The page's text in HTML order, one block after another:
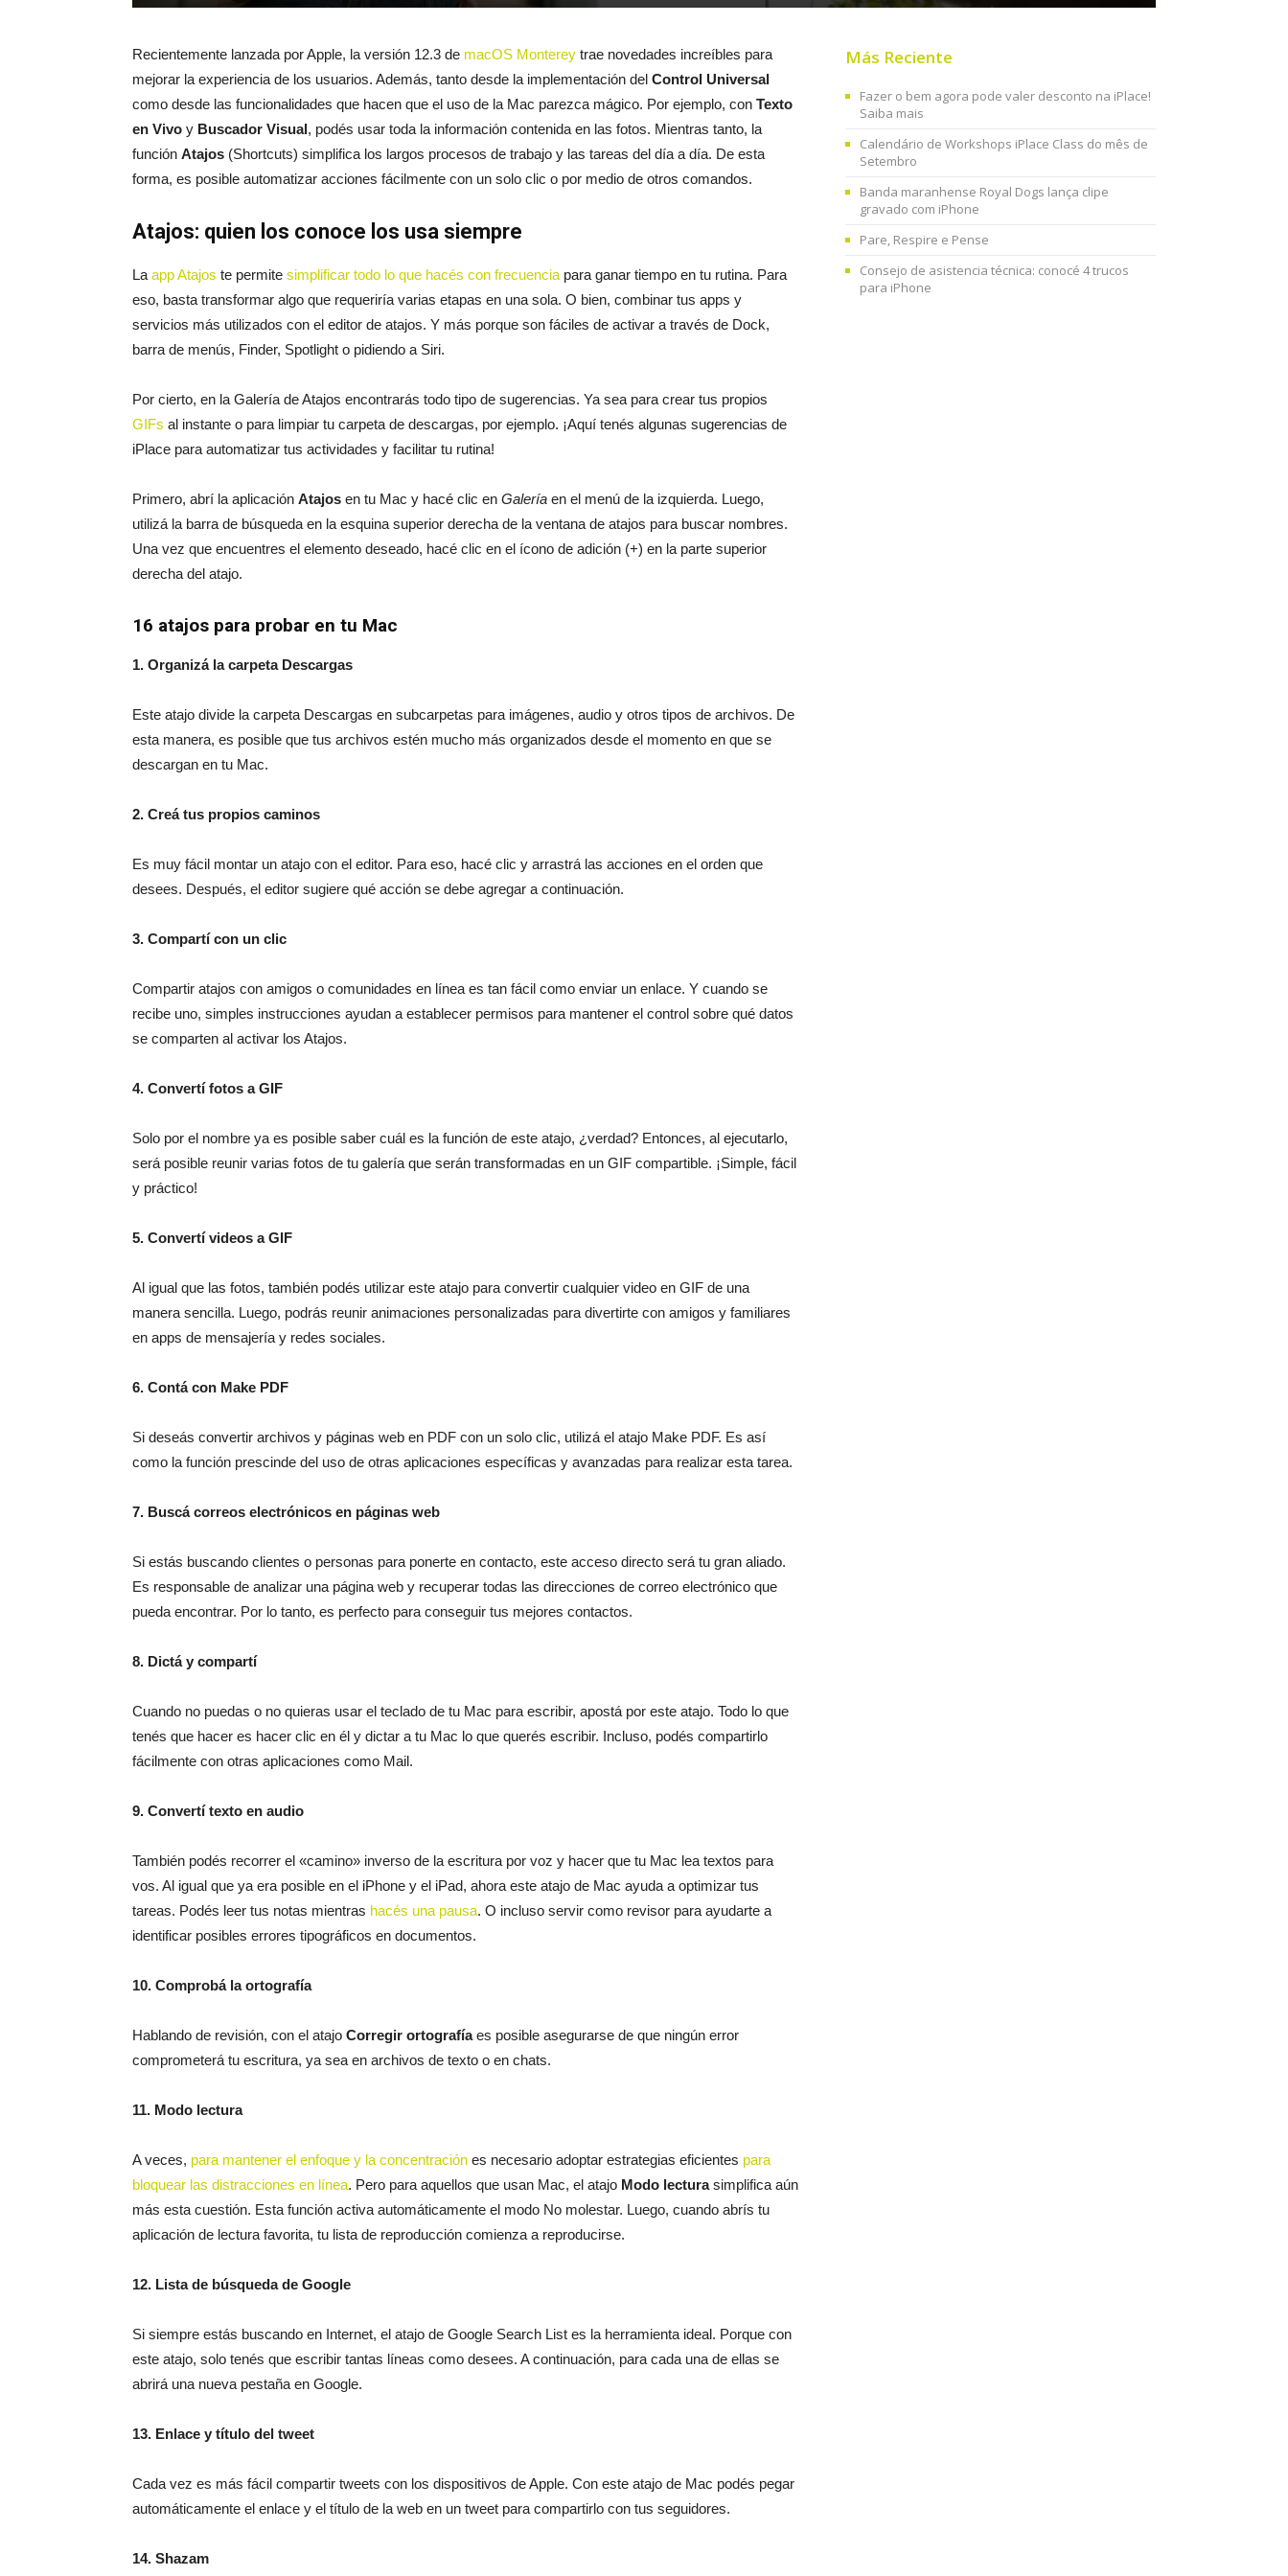
Recientemente lanzada por Apple, la versión 12.3 de macOS Monterey trae novedades increíbles para
mejorar la experiencia de los usuarios. Además, tanto desde la implementación del Control Universal
como desde las funcionalidades que hacen que el uso de la Mac parezca mágico. Por ejemplo, con Texto
en Vivo y Buscador Visual, podés usar toda la información contenida en las fotos. Mientras tanto, la
función Atajos (Shortcuts) simplifica los largos procesos de trabajo y las tareas del día a día. De esta
forma, es posible automatizar acciones fácilmente con un solo clic o por medio de otros comandos.
Atajos: quien los conoce los usa siempre
La app Atajos te permite simplificar todo lo que hacés con frecuencia para ganar tiempo en tu rutina. Para
eso, basta transformar algo que requeriría varias etapas en una sola. O bien, combinar tus apps y
servicios más utilizados con el editor de atajos. Y más porque son fáciles de activar a través de Dock,
barra de menús, Finder, Spotlight o pidiendo a Siri.
Por cierto, en la Galería de Atajos encontrarás todo tipo de sugerencias. Ya sea para crear tus propios
GIFs al instante o para limpiar tu carpeta de descargas, por ejemplo. ¡Aquí tenés algunas sugerencias de
iPlace para automatizar tus actividades y facilitar tu rutina!
Primero, abrí la aplicación Atajos en tu Mac y hacé clic en Galería en el menú de la izquierda. Luego,
utilizá la barra de búsqueda en la esquina superior derecha de la ventana de atajos para buscar nombres.
Una vez que encuentres el elemento deseado, hacé clic en el ícono de adición (+) en la parte superior
derecha del atajo.
16 atajos para probar en tu Mac
1. Organizá la carpeta Descargas
Este atajo divide la carpeta Descargas en subcarpetas para imágenes, audio y otros tipos de archivos. De
esta manera, es posible que tus archivos estén mucho más organizados desde el momento en que se
descargan en tu Mac.
2. Creá tus propios caminos
Es muy fácil montar un atajo con el editor. Para eso, hacé clic y arrastrá las acciones en el orden que
desees. Después, el editor sugiere qué acción se debe agregar a continuación.
3. Compartí con un clic
Compartir atajos con amigos o comunidades en línea es tan fácil como enviar un enlace. Y cuando se
recibe uno, simples instrucciones ayudan a establecer permisos para mantener el control sobre qué datos
se comparten al activar los Atajos.
4. Convertí fotos a GIF
Solo por el nombre ya es posible saber cuál es la función de este atajo, ¿verdad? Entonces, al ejecutarlo,
será posible reunir varias fotos de tu galería que serán transformadas en un GIF compartible. ¡Simple, fácil
y práctico!
5. Convertí videos a GIF
Al igual que las fotos, también podés utilizar este atajo para convertir cualquier video en GIF de una
manera sencilla. Luego, podrás reunir animaciones personalizadas para divertirte con amigos y familiares
en apps de mensajería y redes sociales.
6. Contá con Make PDF
Si deseás convertir archivos y páginas web en PDF con un solo clic, utilizá el atajo Make PDF. Es así
como la función prescinde del uso de otras aplicaciones específicas y avanzadas para realizar esta tarea.
7. Buscá correos electrónicos en páginas web
Si estás buscando clientes o personas para ponerte en contacto, este acceso directo será tu gran aliado.
Es responsable de analizar una página web y recuperar todas las direcciones de correo electrónico que
pueda encontrar. Por lo tanto, es perfecto para conseguir tus mejores contactos.
8. Dictá y compartí
Cuando no puedas o no quieras usar el teclado de tu Mac para escribir, apostá por este atajo. Todo lo que
tenés que hacer es hacer clic en él y dictar a tu Mac lo que querés escribir. Incluso, podés compartirlo
fácilmente con otras aplicaciones como Mail.
9. Convertí texto en audio
También podés recorrer el «camino» inverso de la escritura por voz y hacer que tu Mac lea textos para
vos. Al igual que ya era posible en el iPhone y el iPad, ahora este atajo de Mac ayuda a optimizar tus
tareas. Podés leer tus notas mientras hacés una pausa. O incluso servir como revisor para ayudarte a
identificar posibles errores tipográficos en documentos.
10. Comprobá la ortografía
Hablando de revisión, con el atajo Corregir ortografíaes posible asegurarse de que ningún error
comprometerá tu escritura, ya sea en archivos de texto o en chats.
11. Modo lectura
A veces, para mantener el enfoque y la concentración es necesario adoptar estrategias eficientes para
bloquear las distracciones en línea. Pero para aquellos que usan Mac, el atajo Modo lecturasimplifica aún
más esta cuestión. Esta función activa automáticamente el modo No molestar. Luego, cuando abrís tu
aplicación de lectura favorita, tu lista de reproducción comienza a reproducirse.
12. Lista de búsqueda de Google
Si siempre estás buscando en Internet, el atajo de Google Search List es la herramienta ideal. Porque con
este atajo, solo tenés que escribir tantas líneas como desees. A continuación, para cada una de ellas se
abrirá una nueva pestaña en Google.
13. Enlace y título del tweet
Cada vez es más fácil compartir tweets con los dispositivos de Apple. Con este atajo de Mac podés pegar
automáticamente el enlace y el título de la web en un tweet para compartirlo con tus seguidores.
14. Shazam
Más Reciente
Fazer o bem agora pode valer desconto na iPlace!
Saiba mais
Calendário de Workshops iPlace Class do mês de
Setembro
Banda maranhense Royal Dogs lança clipe
gravado com iPhone
Pare, Respire e Pense
Consejo de asistencia técnica: conocé 4 trucos
para iPhone